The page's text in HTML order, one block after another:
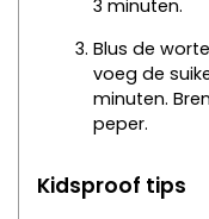
3 minuten.
Blus de
voeg de
minuten.
peper.
Kidsproof tips